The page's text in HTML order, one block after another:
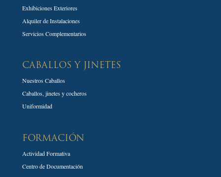
Exhibiciones Exteriores
Alquiler de Instalaciones
Servicios Complementarios
CABALLOS Y JINETES
Nuestros Caballos
Caballos, jinetes y cocheros
Uniformidad
FORMACIÓN
Actividad Formativa
Centro de Documentación